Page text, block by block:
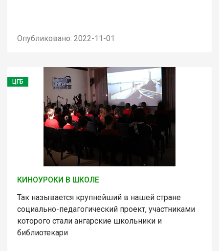
Опубликовано: 2022-11-01
ЦГБ
КИНОУРОКИ В ШКОЛЕ
Так называется крупнейший в нашей стране
социально-педагогический проект, участниками
которого стали ангарские школьники и
библиотекари